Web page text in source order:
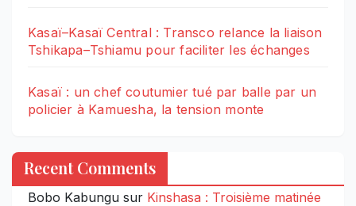
Kasaï–Kasaï Central : Transco relance la liaison
Tshikapa–Tshiamu pour faciliter les échanges
Kasaï : un chef coutumier tué par balle par un
policier à Kamuesha, la tension monte
Recent Comments
Bobo Kabungu sur Kinshasa : Troisième matinée